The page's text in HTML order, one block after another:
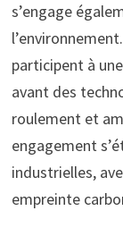
s’engage
participent à
avant des
roulement et
engagement
industrielles,
empreinte